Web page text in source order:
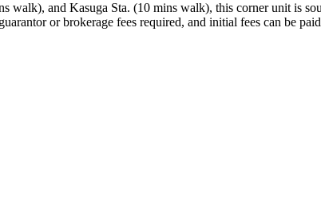
walk), and Kasuga Sta. (10 mins walk), this corner unit is
or brokerage fees required, and initial fees can be